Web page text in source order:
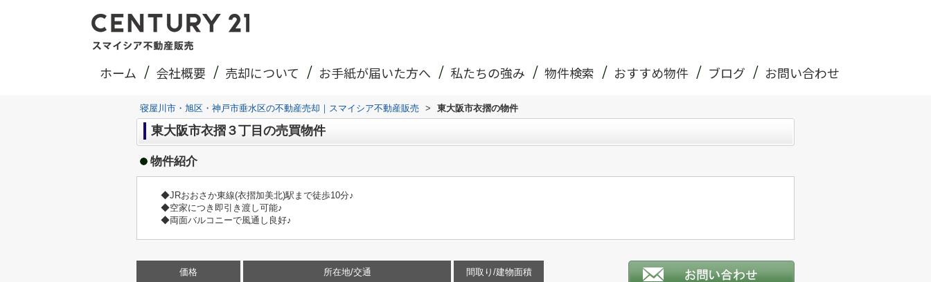
ホーム 会社概要 売却について お手紙が届いた方へ 私たちの強み 物件検索 おすすめ物件 ブログ お問い合わせ
寝屋川市・旭区・神戸市垂水区の不動産売却｜スマイシア不動産販売 > 東大阪市衣摺の物件
東大阪市衣摺３丁目の売買物件
物件紹介
◆JRおおさか東線(衣摺加美北)駅まで徒歩10分♪
◆空家につき即引き渡し可能♪
◆両面バルコニーで風通し良好♪
価格 所在地/交通
間取り/建物面積